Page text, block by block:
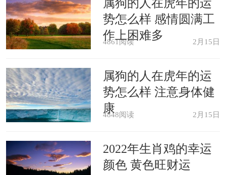
属狗的人在虎年的运
势怎么样 感情圆满工
作上困难多
4861阅读 2月15日
属狗的人在虎年的运
势怎么样 注意身体健
康
4848阅读 2月15日
2022年生肖鸡的幸运
颜色 黄色旺财运